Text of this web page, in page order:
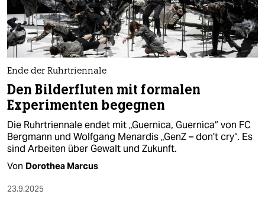
nord
wahrheit
verlag
verlag
veranstaltungen
shop
Ende der Ruhrtriennale
Den Bilderfluten mit formalen
Experimenten begegnen
Die Ruhrtriennale endet mit „Guernica, Guernica“ von FC
Bergmann und Wolfgang Menardis „GenZ – don't cry“. Es
sind Arbeiten über Gewalt und Zukunft.
Von Dorothea Marcus
23.9.2025